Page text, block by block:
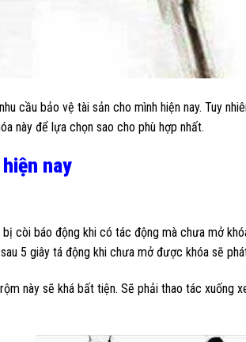
cầu bảo vệ tài sản cho mình hiện nay. Tuy
này để lựa chọn sao cho phù hợp nhất.
nay
còi báo động khi có tác động mà chưa mở
5 giây tá động khi chưa mở được khóa sẽ
này sẽ khá bất tiện. Sẽ phải thao tác xuống